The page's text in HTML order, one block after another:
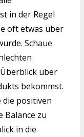
in der Regel
oft etwas über
Schaue
über
bekommst.
die positiven
Balance zu
in die